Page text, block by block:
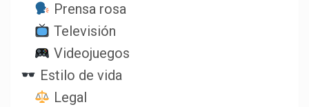
Prensa rosa
Televisión
Videojuegos
Estilo de vida
Legal